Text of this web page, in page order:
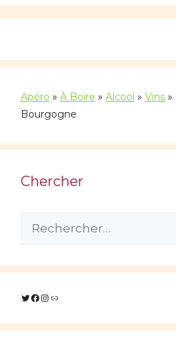
Apéro » À Boire » Alcool » Vins »
Bourgogne
Chercher
Rechercher :
Twitter
Facebook
Instagram
Lien